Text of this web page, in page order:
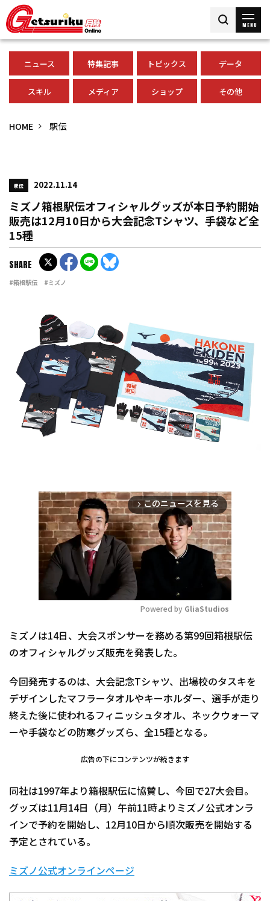
MENU
ニュース 特集記事 トピックス データ
スキル メディア ショップ その他
HOME 駅伝
駅伝 2022.11.14
ミズノ箱根駅伝オフィシャルグッズが本日予約開始
販売は12月10日から大会記念Tシャツ、手袋など全
15種
#箱根駅伝 #ミズノ
SHARE
arrow_forward_ios このニュースを見る
Mute
Powered by GliaStudios
ミズノは14日、大会スポンサーを務める第99回箱根駅伝
のオフィシャルグッズ販売を発表した。
今回発売するのは、大会記念Tシャツ、出場校のタスキを
デザインしたマフラータオルやキーホルダー、選手が走り
終えた後に使われるフィニッシュタオル、ネックウォーマ
ーや手袋などの防寒グッズら、全15種となる。
広告の下にコンテンツが続きます
同社は1997年より箱根駅伝に協賛し、今回で27大会目。
グッズは11月14日（月）午前11時よりミズノ公式オンラ
インで予約を開始し、12月10日から順次販売を開始する
予定とされている。
ミズノ公式オンラインページ